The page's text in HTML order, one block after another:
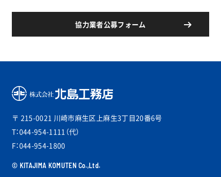
協力業者公募フォーム
〒 215-0021 川崎市麻生区上麻生3丁目20番6号
T：044-954-1111（代）
F：044-954-1800
© KITAJIMA KOMUTEN Co.,Ltd.